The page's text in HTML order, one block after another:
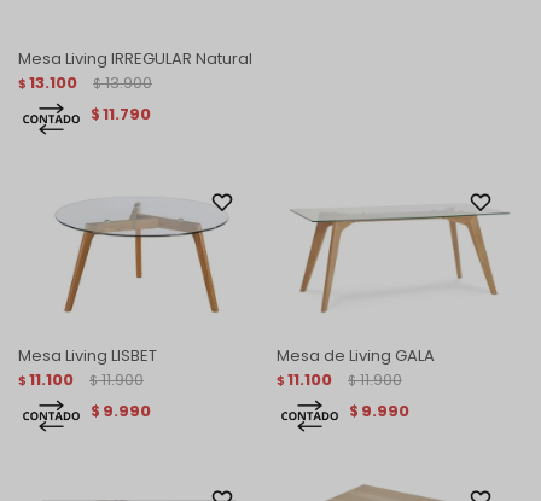
Mesa Living IRREGULAR Natural
$ 13.100 $ 13.900
$11.790
Mesa Living LISBET
$ 11.100 $ 11.900
$ 9.990
Mesa de Living GALA
$ 11.100 $ 11.900
$ 9.990